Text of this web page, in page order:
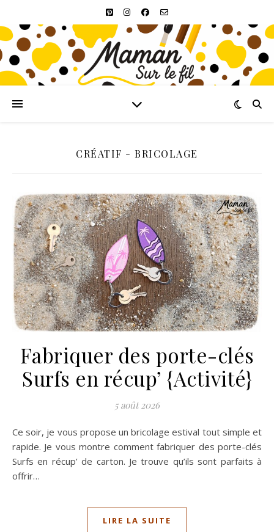
CRÉATIF - BRICOLAGE
Fabriquer des porte-clés
Surfs en récup’ {Activité}
5 août 2026
Ce soir, je vous propose un bricolage estival tout simple et
rapide. Je vous montre comment fabriquer des porte-clés
Surfs en récup’ de carton. Je trouve qu’ils sont parfaits à
offrir…
LIRE LA SUITE